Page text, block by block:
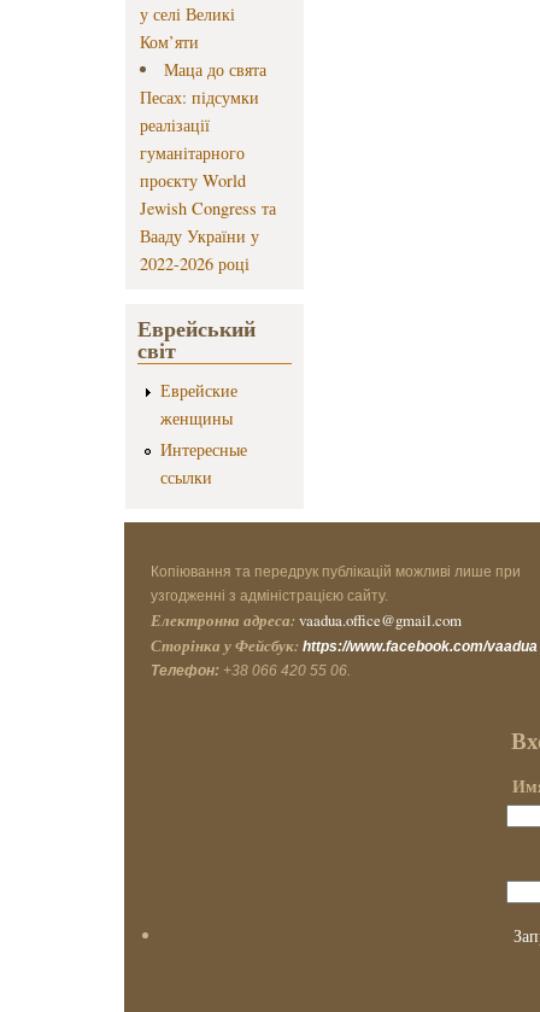
у селі Великі
Ком’яти
Маца до свята
Песах: підсумки
реалізації
гуманітарного
проєкту World
Jewish Congress та
Вааду України у
2022-2026 році
Еврейський
світ
Еврейские
женщины
Интересные
ссылки
Копіювання та передрук публікацій можливі лише при
узгодженні з адміністрацією сайту.
Електронна адреса: vaadua.office@gmail.com
Сторінка у Фейсбук: https://www.facebook.com/vaadua
Телефон: +38 066 420 55 06.